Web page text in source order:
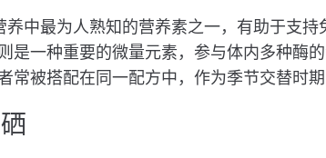
养中最为人熟知的营养素之一，有助于支
是一种重要的微量元素，参与体内多种酶
常被搭配在同一配方中，作为季节交替时期